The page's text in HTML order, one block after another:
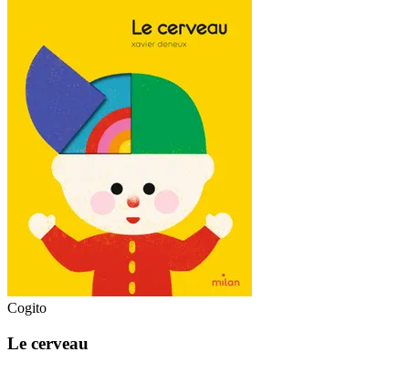
Cogito
Le cerveau